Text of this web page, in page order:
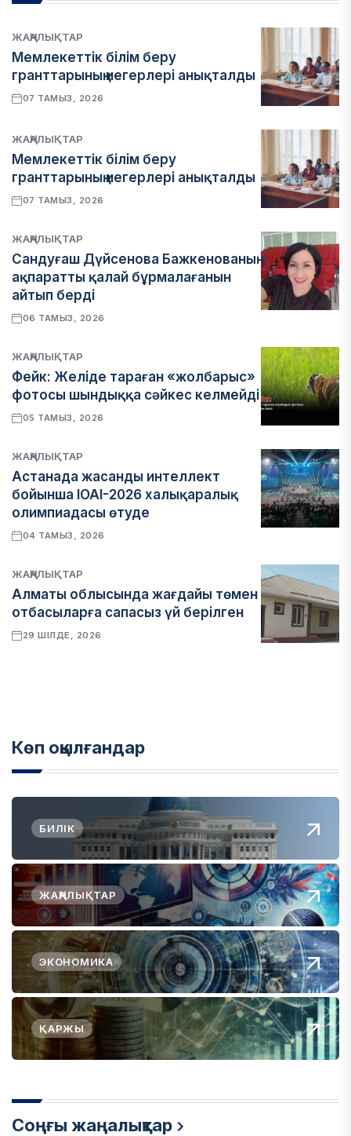
ЖАҢАЛЫҚТАР
Мемлекеттік білім беру
гранттарының иегерлері анықталды
07 ТАМЫЗ, 2026
ЖАҢАЛЫҚТАР
Мемлекеттік білім беру
гранттарының иегерлері анықталды
07 ТАМЫЗ, 2026
ЖАҢАЛЫҚТАР
Сандуғаш Дүйсенова Бажкенованың
ақпаратты қалай бұрмалағанын
айтып берді
06 ТАМЫЗ, 2026
ЖАҢАЛЫҚТАР
Фейк: Желіде тараған «жолбарыс»
фотосы шындыққа сәйкес келмейді
05 ТАМЫЗ, 2026
ЖАҢАЛЫҚТАР
Астанада жасанды интеллект
бойынша IOAI-2026 халықаралық
олимпиадасы өтуде
04 ТАМЫЗ, 2026
ЖАҢАЛЫҚТАР
Алматы облысында жағдайы төмен
отбасыларға сапасыз үй берілген
29 ШІЛДЕ, 2026
Көп оқылғандар
БИЛІК
ЖАҢАЛЫҚТАР
ЭКОНОМИКА
ҚАРЖЫ
Соңғы жаңалықтар